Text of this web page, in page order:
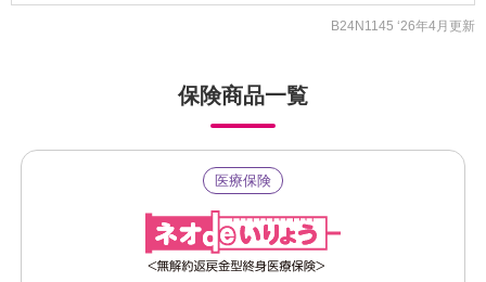
B24N1145 ‘26年4月更新
保険商品一覧
医療保険